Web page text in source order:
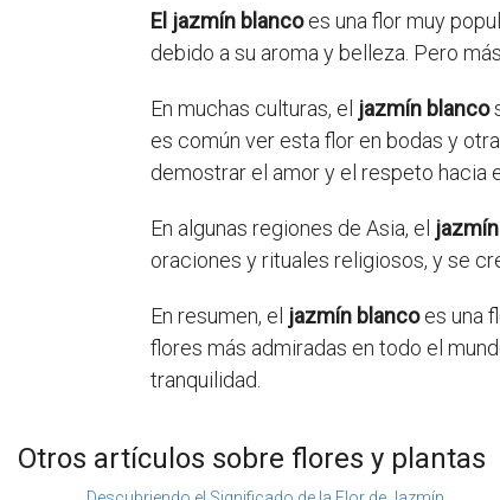
El jazmín blancoes una flor muy
debido a su aroma y belleza. Pero
En muchas culturas, el jazmín blanco
es común ver esta flor en bodas y
demostrar el amor y el respeto hacia
En algunas regiones de Asia, el
oraciones y rituales religiosos, y se
En resumen, el jazmín blancoes una
flores más admiradas en todo el
tranquilidad.
Otros artículos sobre flores y plantas